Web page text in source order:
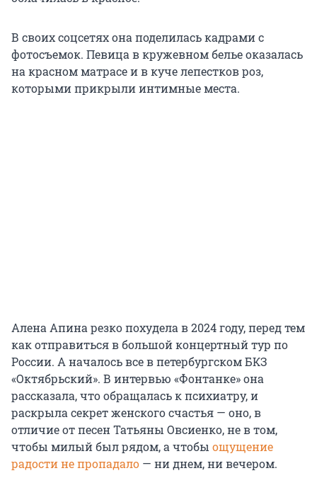
В своих соцсетях она поделилась кадрами с
фотосъемок. Певица в кружевном белье оказалась
на красном матрасе и в куче лепестков роз,
которыми прикрыли интимные места.
Алена Апина резко похудела в 2024 году, перед тем
как отправиться в большой концертный тур по
России. А началось все в петербургском БКЗ
«Октябрьский». В интервью «Фонтанке» она
рассказала, что обращалась к психиатру, и
раскрыла секрет женского счастья — оно, в
отличие от песен Татьяны Овсиенко, не в том,
чтобы милый был рядом, а чтобы ощущение
радости не пропадало — ни днем, ни вечером.